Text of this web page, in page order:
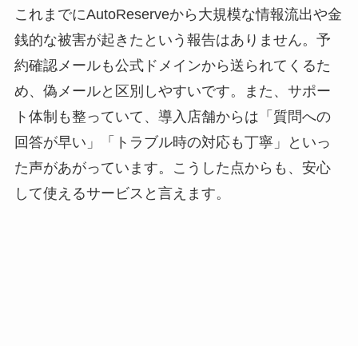
これまでにAutoReserveから大規模な情報流出や金
銭的な被害が起きたという報告はありません。予
約確認メールも公式ドメインから送られてくるた
め、偽メールと区別しやすいです。また、サポー
ト体制も整っていて、導入店舗からは「質問への
回答が早い」「トラブル時の対応も丁寧」といっ
た声があがっています。こうした点からも、安心
して使えるサービスと言えます。